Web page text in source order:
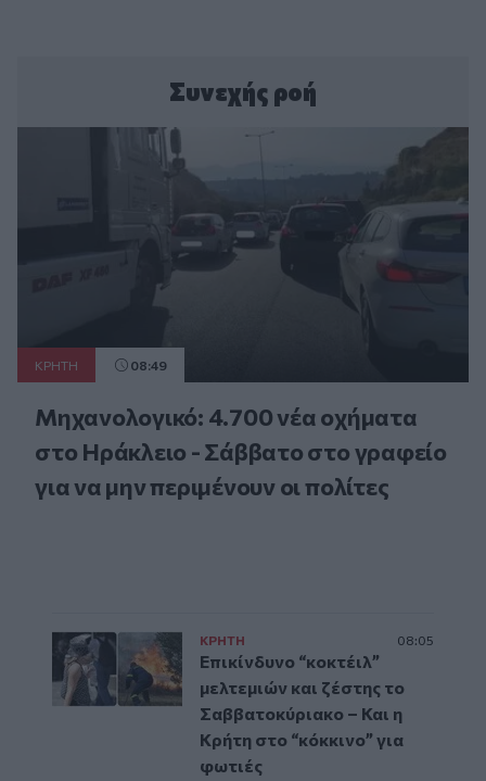
Συνεχής ροή
ΚΡΗΤΗ 08:49
Μηχανολογικό: 4.700 νέα οχήματα
στο Ηράκλειο - Σάββατο στο γραφείο
για να μην περιμένουν οι πολίτες
ΚΡΗΤΗ 08:05
Επικίνδυνο “κοκτέιλ”
μελτεμιών και ζέστης το
Σαββατοκύριακο – Και η
Κρήτη στο “κόκκινο” για
φωτιές